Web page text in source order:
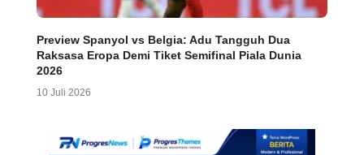
Preview Spanyol vs Belgia: Adu Tangguh Dua
Raksasa Eropa Demi Tiket Semifinal Piala Dunia
2026
10 Juli 2026